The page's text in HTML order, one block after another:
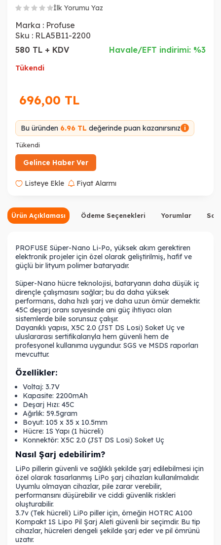
İlk Yorumu Yaz
Marka : Profuse
Sku : RLA5B11-2200
580 TL + KDV
Havale/EFT indirimi: %3
Tükendi
696,00 TL
Bu üründen 6.96 TL değerinde puan kazanırsınız i
Tükendi
Gelince Haber Ver
Listeye Ekle Fiyat Alarmı
Ürün Açıklaması Ödeme Seçenekleri Yorumlar
PROFUSE Süper-Nano Li-Po, yüksek akım gerektiren
elektronik projeler için özel olarak geliştirilmiş, hafif ve
güçlü bir lityum polimer bataryadır.
Süper-Nano hücre teknolojisi, bataryanın daha düşük iç
dirençle çalışmasını sağlar; bu da daha yüksek
performans, daha hızlı şarj ve daha uzun ömür demektir.
45C deşarj oranı sayesinde ani güç ihtiyacı olan
sistemlerde bile sorunsuz çalışır.
Dayanıklı yapısı, X5C 2.0 (JST DS Losi) Soket Uç ve
uluslararası sertifikalarıyla hem güvenli hem de
profesyonel kullanıma uygundur. SGS ve MSDS raporları
mevcuttur.
Özellikler:
Voltaj: 3.7V
Kapasite: 2200mAh
Deşarj Hızı: 45C
Ağırlık: 59.5gram
Boyut: 105 x 35 x 10.5mm
Hücre: 1S Yapı (1 hücreli)
Konnektör: X5C 2.0 (JST DS Losi) Soket Uç
Nasıl Şarj edebilirim?
LiPo pillerin güvenli ve sağlıklı şekilde şarj edilebilmesi için
özel olarak tasarlanmış LiPo şarj cihazları kullanılmalıdır.
Uyumlu olmayan cihazlar, pile zarar verebilir,
performansını düşürebilir ve ciddi güvenlik riskleri
oluşturabilir.
3.7v (Tek hücreli) LiPo piller için, örneğin HOTRC A100
Kompakt 1S Lipo Pil Şarj Aleti güvenli bir seçimdir. Bu tip
cihazlar, hücreleri dengeli şekilde şarj eder ve pil ömrünü
uzatır.